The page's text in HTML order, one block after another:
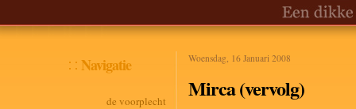
Navigatie
de voorplecht
Woensdag, 16 Januari 2008
Mirca (vervolg)